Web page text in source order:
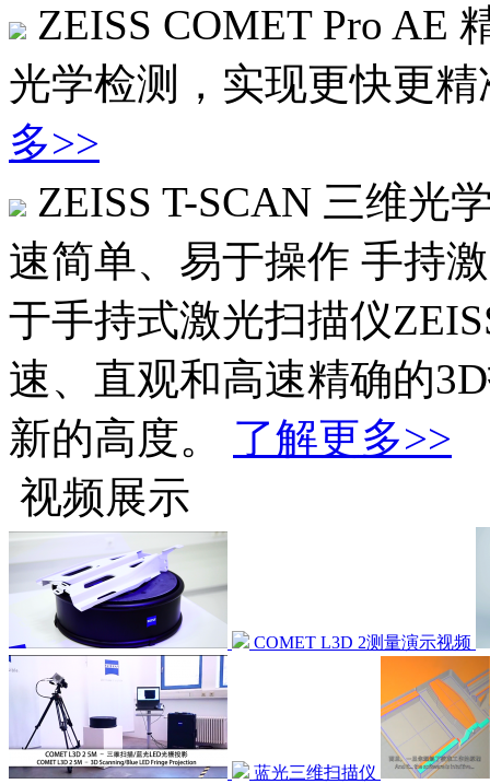
ZEISS COMET Pro AE
光学检测，实现更快更
多>>
ZEISS T-SCAN 三维光
速简单、易于操作 手持
于手持式激光扫描仪
速、直观和高速精确的
新的高度。
了解更多>>
视频展示
COMET L3D 2测量演示视频
蓝光三维扫描仪